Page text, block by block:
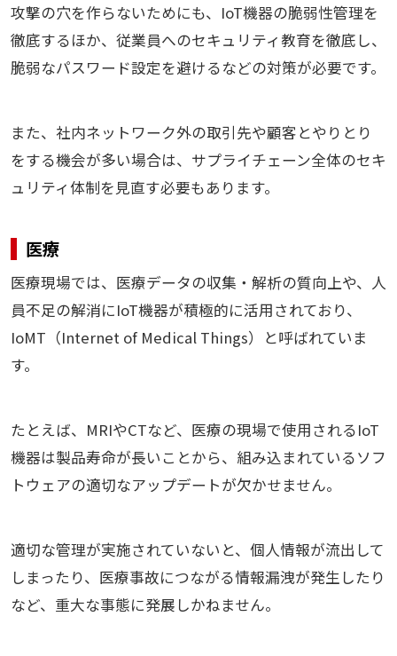
攻撃の穴を作らないためにも、IoT機器の脆弱性管理を
徹底するほか、従業員へのセキュリティ教育を徹底し、
脆弱なパスワード設定を避けるなどの対策が必要です。
また、社内ネットワーク外の取引先や顧客とやりとり
をする機会が多い場合は、サプライチェーン全体のセキ
ュリティ体制を見直す必要もあります。
医療
医療現場では、医療データの収集・解析の質向上や、人
員不足の解消にIoT機器が積極的に活用されており、
IoMT（Internet of Medical Things）と呼ばれていま
す。
たとえば、MRIやCTなど、医療の現場で使用されるIoT
機器は製品寿命が長いことから、組み込まれているソフ
トウェアの適切なアップデートが欠かせません。
適切な管理が実施されていないと、個人情報が流出して
しまったり、医療事故につながる情報漏洩が発生したり
など、重大な事態に発展しかねません。